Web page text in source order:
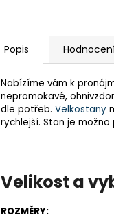
Popis
Nabízíme vám k
nepromokavé,
dle potřeb. Velkostany
rychlejší. Stan je
Velikost a
ROZMĚRY: